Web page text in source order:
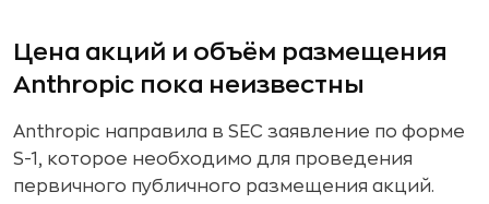
Цена акций и объём размещения
Anthropic пока неизвестны
Anthropic направила в SEC заявление по форме
S-1, которое необходимо для проведения
первичного публичного размещения акций.